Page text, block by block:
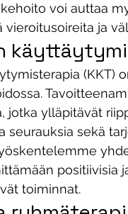
voi auttaa
vieroitusoireita ja
(KKT)
jotka ylläpitävät
seurauksia sekä
positiivisia
toiminnat.